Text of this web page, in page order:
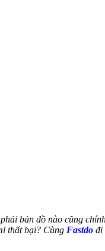
bản đồ nào cũng
thất bại? Cùng Fastdo đi